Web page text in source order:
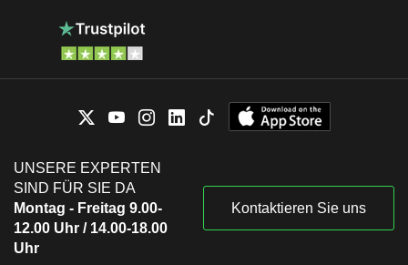
UNSERE EXPERTEN
SIND FÜR SIE DA
Montag - Freitag 9.00-
12.00 Uhr / 14.00-18.00
Uhr
Kontaktieren Sie uns